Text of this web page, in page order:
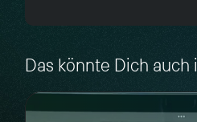
Das könnte Dich